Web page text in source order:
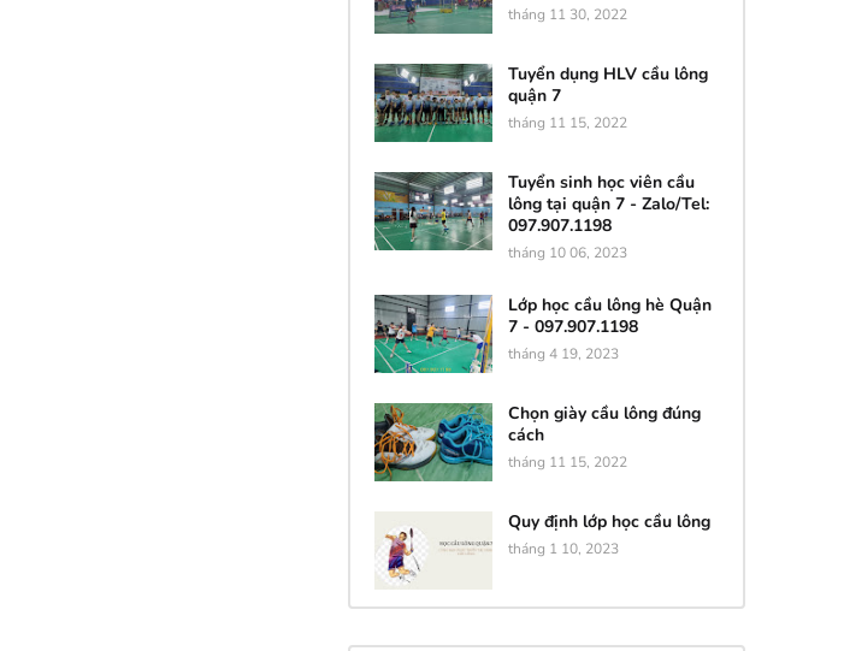
tháng 11 30, 2022
Tuyển dụng HLV cầu lông
quận 7
tháng 11 15, 2022
Tuyển sinh học viên cầu
lông tại quận 7 - Zalo/Tel:
097.907.1198
tháng 10 06, 2023
Lớp học cầu lông hè Quận
7 - 097.907.1198
tháng 4 19, 2023
Chọn giày cầu lông đúng
cách
tháng 11 15, 2022
Quy định lớp học cầu lông
tháng 1 10, 2023